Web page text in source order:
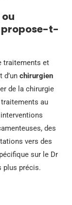
propose-t-
traitements et
d’un chirurgien
de la chirurgie
au
des
vers des
sur le Dr
plus précis.